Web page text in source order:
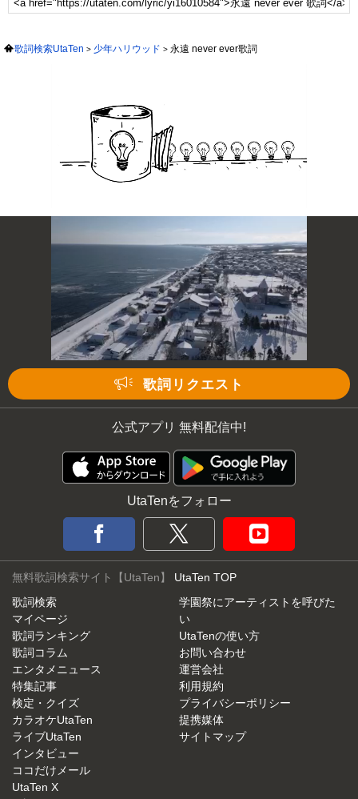
歌詞検索UtaTen 少年ハリウッド 永遠 never ever歌詞
歌詞リクエスト
公式アプリ 無料配信中!
UtaTenをフォロー
無料歌詞検索サイト【UtaTen】 UtaTen TOP
歌詞検索
マイページ
歌詞ランキング
歌詞コラム
エンタメニュース
特集記事
検定・クイズ
カラオケUtaTen
ライブUtaTen
インタビュー
ココだけメール
UtaTen X
学園祭にアーティストを呼びた
い
UtaTenの使い方
お問い合わせ
運営会社
利用規約
プライバシーポリシー
提携媒体
サイトマップ